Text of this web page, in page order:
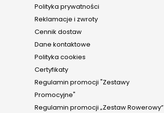
Polityka prywatności
Reklamacje i zwroty
Cennik dostaw
Dane kontaktowe
Polityka cookies
Certyfikaty
Regulamin promocji "Zestawy
Promocyjne"
Regulamin promocji „Zestaw Rowerowy”